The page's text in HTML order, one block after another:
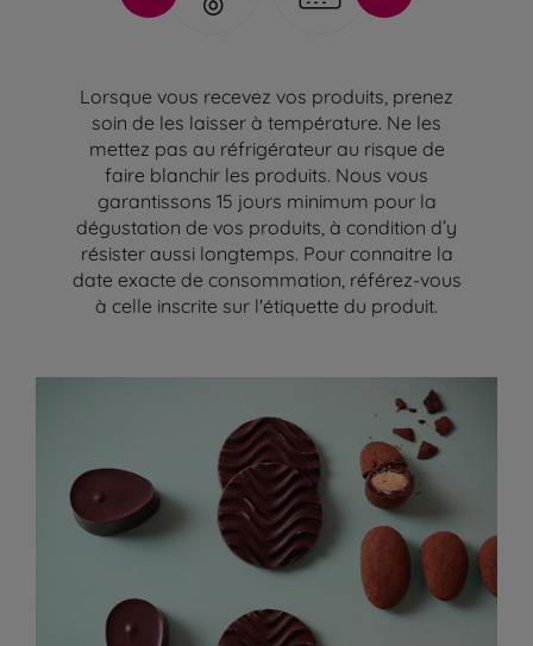
Lorsque vous recevez vos produits, prenez
soin de les laisser à température. Ne les
mettez pas au réfrigérateur au risque de
faire blanchir les produits. Nous vous
garantissons 15 jours minimum pour la
dégustation de vos produits, à condition d’y
résister aussi longtemps. Pour connaitre la
date exacte de consommation, référez-vous
à celle inscrite sur l'étiquette du produit.